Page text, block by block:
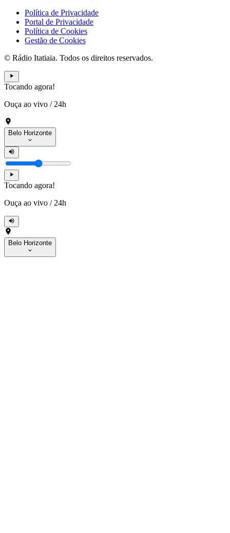
Política de Privacidade
Portal de Privacidade
Política de Cookies
Gestão de Cookies
© Rádio Itatiaia. Todos os direitos reservados.
Tocando agora!
Ouça ao vivo / 24h
Belo Horizonte
Tocando agora!
Ouça ao vivo / 24h
Belo Horizonte